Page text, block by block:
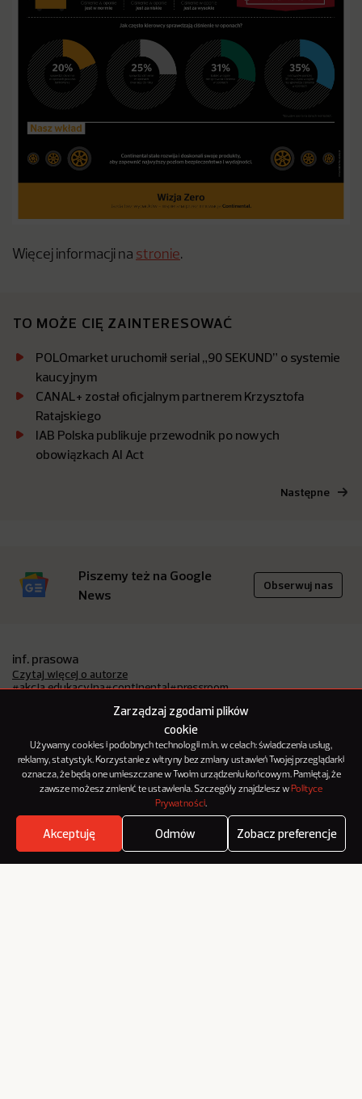
Zarządzaj zgodami plików
cookie
Używamy cookies i podobnych technologii m.in. w celach: świadczenia usług,
reklamy, statystyk. Korzystanie z witryny bez zmiany ustawień Twojej przeglądarki
oznacza, że będą one umieszczane w Twoim urządzeniu końcowym. Pamiętaj, że
zawsze możesz zmienić te ustawienia. Szczegóły znajdziesz w Polityce
Prywatności.
Akceptuję Odmów Zobacz preferencje
Więcej informacji na stronie.
TO MOŻE CIĘ ZAINTERESOWAĆ
POLOmarket uruchomił serial „90 SEKUND” o systemie
kaucyjnym
CANAL+ został oficjalnym partnerem Krzysztofa
Ratajskiego
IAB Polska publikuje przewodnik po nowych
obowiązkach AI Act
Następne
Piszemy też na Google
News
Obserwuj nas
inf. prasowa
Czytaj więcej o autorze
#akcja edukacyjna#continental#pressroom
Pokaż innym, co czytasz:
Where's the beef?